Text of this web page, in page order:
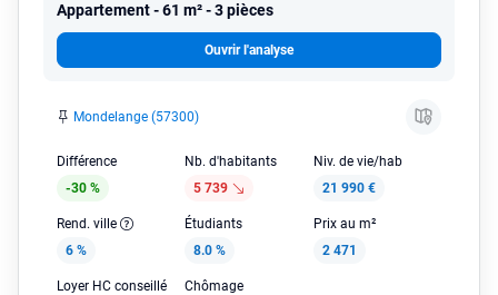
Appartement 61 m² - 3 pièces
Ouvrir l'analyse
Mondelange (57300)
Différence
-30 %
Nb. d'habitants
5 739
Niv. de vie/hab
21 990 €
Rend. ville
6 %
Étudiants
8.0 %
Prix au m²
2 471
Loyer HC conseillé
Chômage